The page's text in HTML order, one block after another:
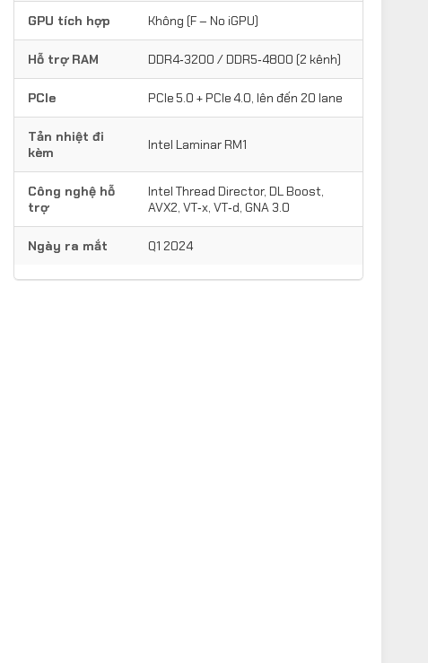
GPU tích hợp Không (F – No iGPU)
Hỗ trợ RAM DDR4‑3200 / DDR5‑4800 (2 kênh)
PCIe PCIe 5.0 + PCIe 4.0, lên đến 20 lane
Tản nhiệt đi
kèm
Intel Laminar RM1
Công nghệ hỗ
trợ
Intel Thread Director, DL Boost,
AVX2, VT‑x, VT‑d, GNA 3.0
Ngày ra mắt Q1 2024